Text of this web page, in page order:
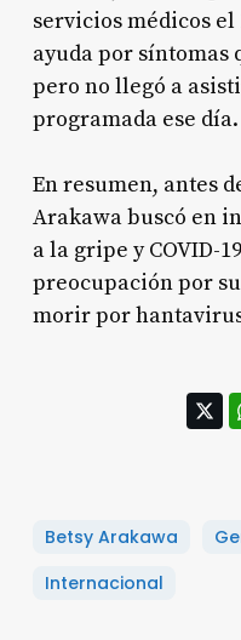
servicios médicos
ayuda por síntomas
pero no llegó a
programada ese día.
En resumen, antes
Arakawa buscó en
a la gripe y COVID-
preocupación por
morir por
Betsy Arakawa
Internacional